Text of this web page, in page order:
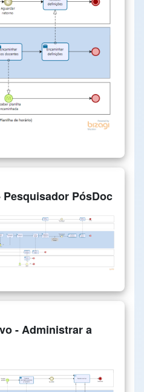
PósDoc
- Administrar a